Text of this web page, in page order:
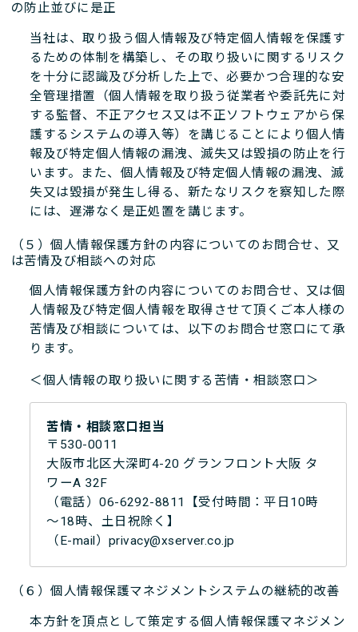
の防止並びに是正
当社は、取り扱う個人情報及び特定個人情報を保護す
るための体制を構築し、その取り扱いに関するリスク
を十分に認識及び分析した上で、必要かつ合理的な安
全管理措置（個人情報を取り扱う従業者や委託先に対
する監督、不正アクセス又は不正ソフトウェアから保
護するシステムの導入等）を講じることにより個人情
報及び特定個人情報の漏洩、滅失又は毀損の防止を行
います。また、個人情報及び特定個人情報の漏洩、滅
失又は毀損が発生し得る、新たなリスクを察知した際
には、遅滞なく是正処置を講じます。
（５）個人情報保護方針の内容についてのお問合せ、又
は苦情及び相談への対応
個人情報保護方針の内容についてのお問合せ、又は個
人情報及び特定個人情報を取得させて頂くご本人様の
苦情及び相談については、以下のお問合せ窓口にて承
ります。
＜個人情報の取り扱いに関する苦情・相談窓口＞
苦情・相談窓口担当
〒530-0011
大阪市北区大深町4-20 グランフロント大阪 タ
ワーA 32F
（電話）06-6292-8811【受付時間：平日10時
～18時、土日祝除く】
（E-mail）privacy@xserver.co.jp
（６）個人情報保護マネジメントシステムの継続的改善
本方針を頂点として策定する個人情報保護マネジメン